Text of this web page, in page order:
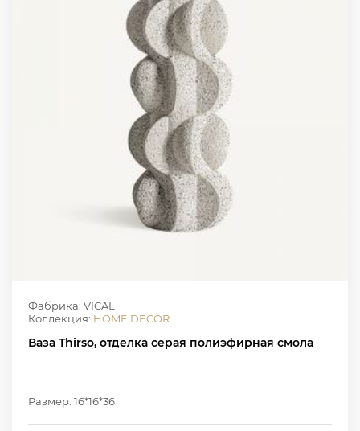
Фабрика: VICAL
Коллекция: HOME DECOR
Ваза Thirso, отделка серая полиэфирная смола
Размер: 16*16*36